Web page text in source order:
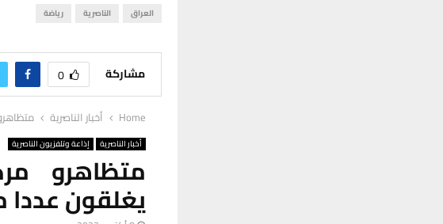
العراق الناصرية رياضة
مشاركة 0
Home أخبار الناصرية
أخبار الناصرية إذاعة وتلفزيون الناصرية
متظاهرو
يغلقون عددا